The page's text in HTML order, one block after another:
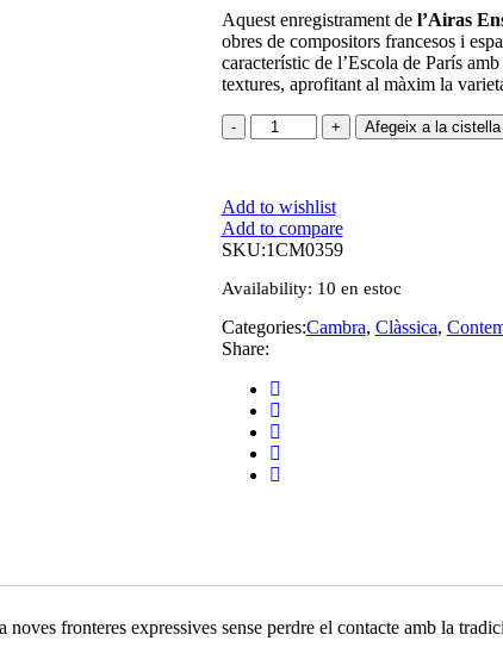
Aquest enregistrament de l’Airas
obres de compositors francesos i
característic de l’Escola de París
textures, aprofitant al màxim la
quantitat
de
Afegeix a la cistella
Add to wishlist
Add to compare
SKU:1CM0359
Availability: 10 en estoc
Categories:Cambra, Clàssica,
Share:
fronteres expressives sense perdre el contacte amb la